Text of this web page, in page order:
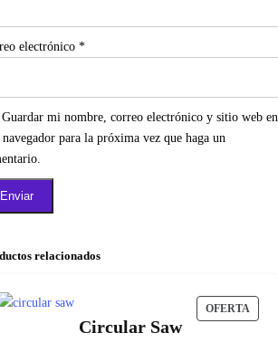
electrónico *
Guardar mi nombre, correo electrónico y sitio web en
navegador para la próxima vez que haga un
relacionados
OFERTA
Circular Saw